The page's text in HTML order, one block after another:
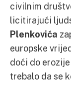
civilnim
licitirajući
Plenkovića
europske
doći do
trebalo da se